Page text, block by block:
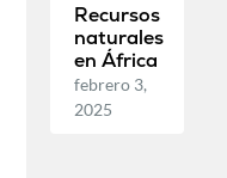
Recursos
naturales
en África
febrero 3,
2025